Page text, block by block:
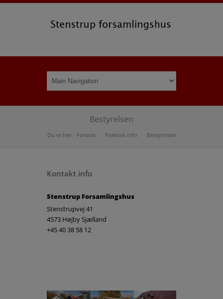
Bestyrelsen
Du er her: Forside Praktisk info Bestyrelsen
Kontakt info
Stenstrup Forsamlingshus
Stenstrupvej 41
4573 Højby Sjælland
+45 40 38 58 12